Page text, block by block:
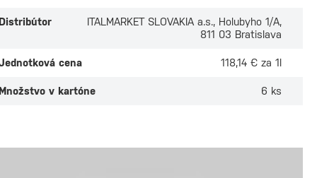
Distribútor
ITALMARKET SLOVAKIA a.s., Holubyho 1/A,
811 03 Bratislava
cena 118,14 € za 1l
Množstvo v kartóne 6 ks